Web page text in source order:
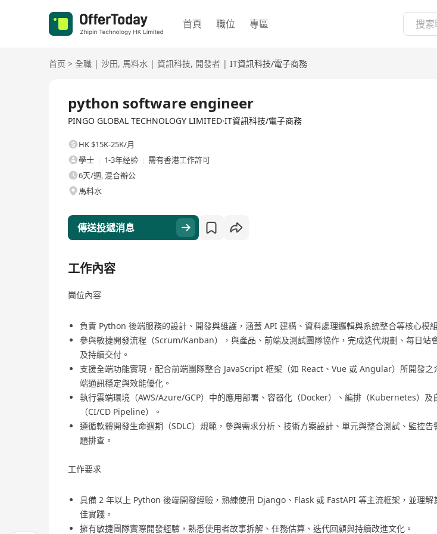
首頁 職位 專區
首页 > 全職 | 沙田, 馬料水 | 資訊科技, 開發者 | IT資訊科技/電子商務
python software engineer
PINGO GLOBAL TECHNOLOGY LIMITED·IT資訊科技/電子商務
HK $15K-25K/月
學士
1-3年经验
需有香港工作許可
6天/週, 混合辦公
馬料水
傳送投遞消息
工作內容
崗位內容
負責 Python 後端服務的設計、開發與維護，涵蓋 API 建構、資料處理邏輯與系統整合等核心模
參與敏捷開發流程（Scrum/Kanban），與產品、前端及測試團隊協作，完成迭代規劃、每日站
及持續交付。
支援全端功能實現，配合前端團隊整合 JavaScript 框架（如 React、Vue 或 Angular）所開發之
端通訊穩定與效能優化。
執行雲端環境（AWS/Azure/GCP）中的應用部署、容器化（Docker）、編排（Kubernetes）及
（CI/CD Pipeline）。
遵循軟體開發生命週期（SDLC）規範，參與需求分析、技術方案設計、單元與整合測試、監控告
題排查。
工作要求
具備 2 年以上 Python 後端開發經驗，熟練使用 Django、Flask 或 FastAPI 等主流框架，並理解
佳實踐。
擁有敏捷團隊實際開發經驗，熟悉使用者故事拆解、任務估算、迭代回顧與持續改進文化。